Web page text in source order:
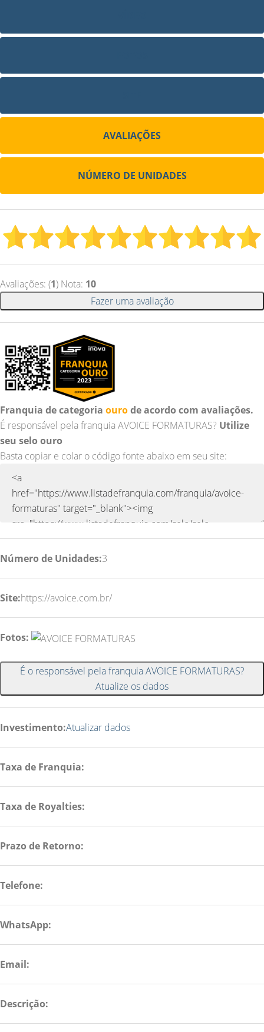
AVALIAÇÕES
NÚMERO DE UNIDADES
Avaliações: (1) Nota: 10
Fazer uma avaliação
Franquia de categoria ourode acordo com avaliações.
É responsável pela franquia AVOICE FORMATURAS? Utilize
seu selo ouro
Basta copiar e colar o código fonte abaixo em seu site:
Número de Unidades:3
Site:https://avoice.com.br/
Fotos:
É o responsável pela franquia AVOICE FORMATURAS?
Atualize os dados
Investimento:Atualizar dados
Taxa de Franquia:
Taxa de Royalties:
Prazo de Retorno:
Telefone:
WhatsApp:
Email:
Descrição: